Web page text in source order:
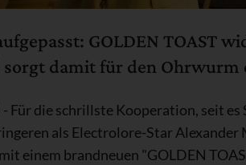
GOLDEN TOAST
sorgt damit für den Ohrwurm
Für die schrillste Kooperation, seit
als Electrolore-Star
einem brandneuen "GOLDEN